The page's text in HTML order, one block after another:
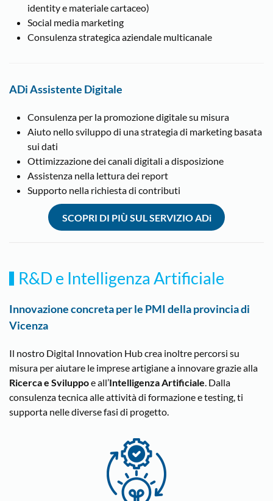
identity e materiale cartaceo)
Social media marketing
Consulenza strategica aziendale multicanale
ADi Assistente Digitale
Consulenza per la promozione digitale su misura
Aiuto nello sviluppo di una strategia di marketing basata
sui dati
Ottimizzazione dei canali digitali a disposizione
Assistenza nella lettura dei report
Supporto nella richiesta di contributi
SCOPRI DI PIÙ SUL SERVIZIO ADi
R&D e Intelligenza Artificiale
Innovazione concreta per le PMI della provincia di
Vicenza
Il nostro Digital Innovation Hub crea inoltre percorsi su
misura per aiutare le imprese artigiane a innovare grazie alla
Ricerca e Sviluppoe all’Intelligenza Artificiale. Dalla
consulenza tecnica alle attività di formazione e testing, ti
supporta nelle diverse fasi di progetto.